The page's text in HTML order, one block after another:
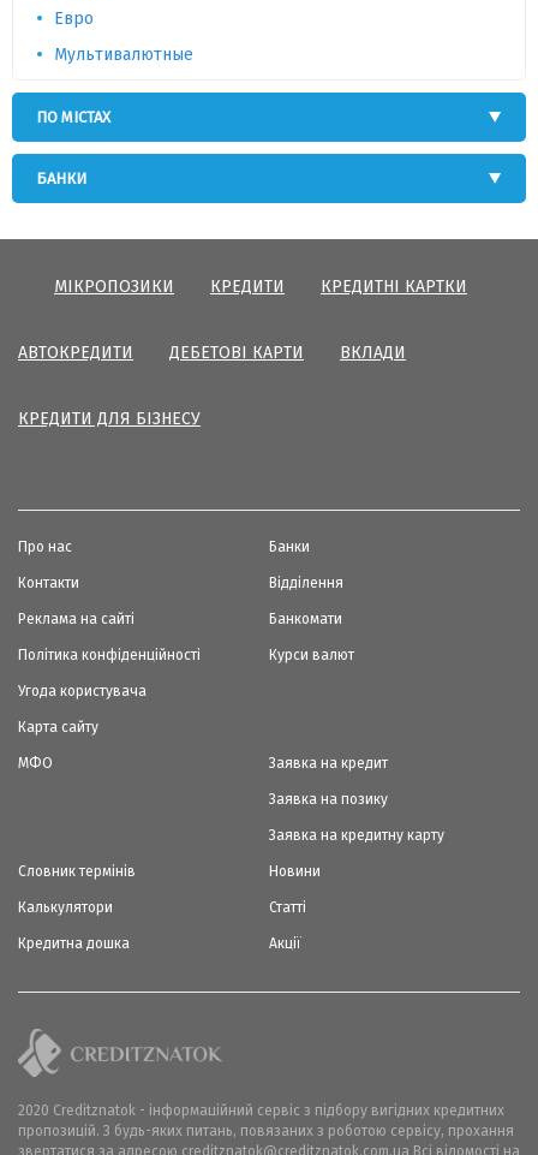
Евро
Мультивалютные
ПО МІСТАХ
БАНКИ
МІКРОПОЗИКИ КРЕДИТИ КРЕДИТНІ КАРТКИ
АВТОКРЕДИТИ ДЕБЕТОВІ КАРТИ ВКЛАДИ
КРЕДИТИ ДЛЯ БІЗНЕСУ
Про нас
Контакти
Реклама на сайті
Політика конфіденційності
Угода користувача
Карта сайту
Банки
Відділення
Банкомати
Курси валют
МФО Заявка на кредит
Заявка на позику
Заявка на кредитну карту
Словник термінів
Калькулятори
Кредитна дошка
Новини
Статті
Акції
2020 Creditznatok - інформаційний сервіс з підбору вигідних кредитних
пропозицій. З будь-яких питань, повязаних з роботою сервісу, прохання